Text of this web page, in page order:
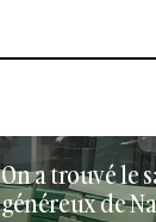
On a trouvé le
généreux de